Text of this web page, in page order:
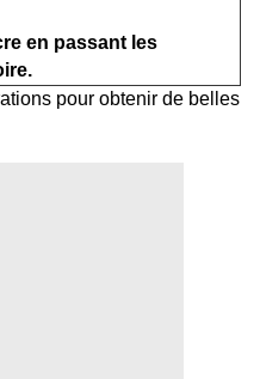
en passant les
pour obtenir de belles